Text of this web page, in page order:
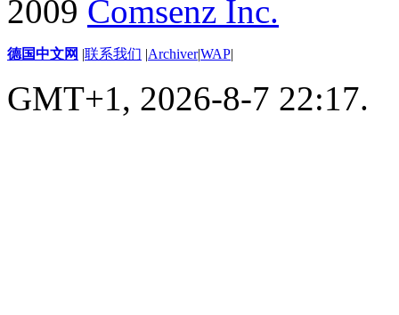
2009 Comsenz Inc.
德国中文网 |联系我们 |Archiver|WAP|
GMT+1, 2026-8-7 22:17.